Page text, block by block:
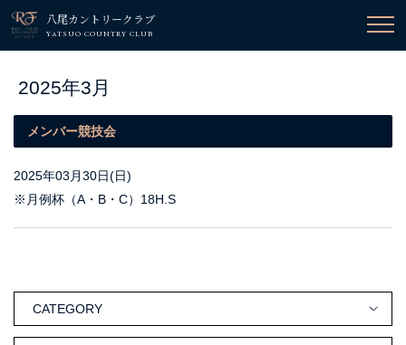
八尾カントリークラブ
YATSUO COUNTRY CLUB
2025年3月
メンバー競技会
2025年03月30日(日)
※月例杯（A・B・C）18H.S
CATEGORY